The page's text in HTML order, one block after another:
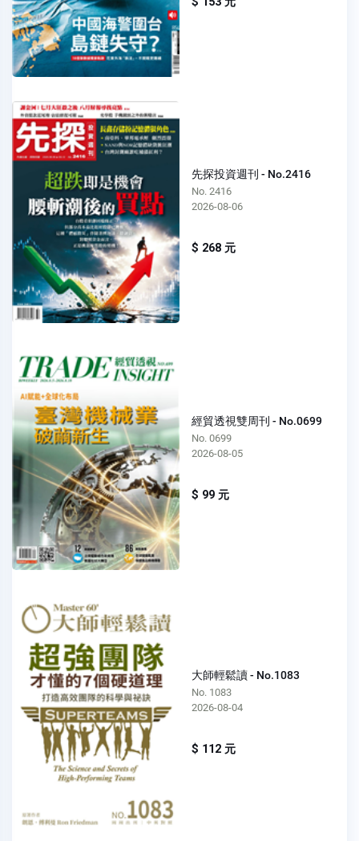
先探投資週刊 - No.2416
No. 2416
2026-08-06
$ 268 元
經貿透視雙周刊 - No.0699
No. 0699
2026-08-05
$ 99 元
大師輕鬆讀 - No.1083
No. 1083
2026-08-04
$ 112 元